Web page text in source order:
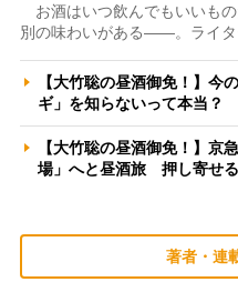
お酒はいつ飲んでもいいも
別の味わいがある――。ライタ
【大竹聡の昼酒御免！】今
ギ」を知らないって本当
【大竹聡の昼酒御免！】京
場」へと昼酒旅 押し寄せ
著者・連